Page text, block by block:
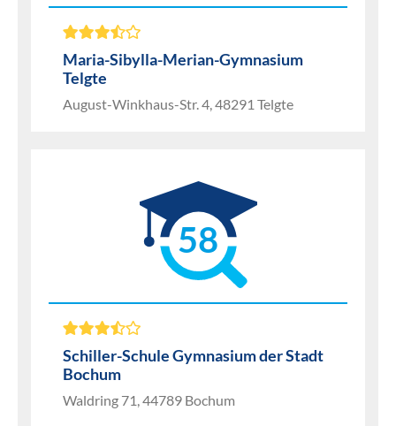
Maria-Sibylla-Merian-Gymnasium
Telgte
August-Winkhaus-Str. 4, 48291 Telgte
58
Schiller-Schule Gymnasium der Stadt
Bochum
Waldring 71, 44789 Bochum